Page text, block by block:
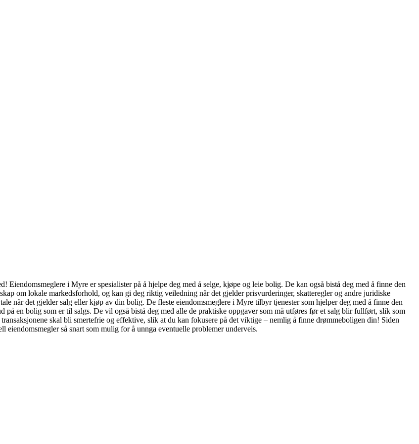
i Myre er spesialister på å hjelpe deg med å selge, kjøpe og leie bolig. De kan også bistå deg med å finne den
om lokale markedsforhold, og kan gi deg riktig veiledning når det gjelder prisvurderinger, skatteregler og andre juridiske
når det gjelder salg eller kjøp av din bolig. De fleste eiendomsmeglere i Myre tilbyr tjenester som hjelper deg med å finne den
en bolig som er til salgs. De vil også bistå deg med alle de praktiske oppgaver som må utføres før et salg blir fullført, slik som
skal bli smertefrie og effektive, slik at du kan fokusere på det viktige – nemlig å finne drømmeboligen din! Siden
så snart som mulig for å unnga eventuelle problemer underveis.